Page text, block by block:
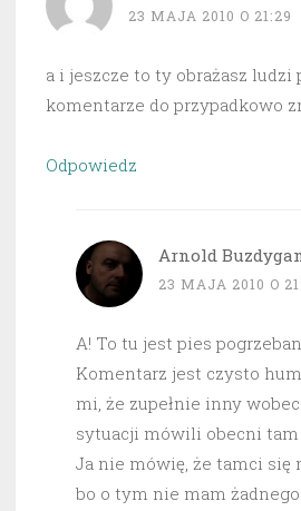
23 MAJA 2010 O 21:29
a i jeszcze to ty obrażasz ludzi
komentarze do przypadkowo
Odpowiedz
Arnold
23 MAJA 2010 O
A! To tu jest pies
Komentarz jest czysto
mi, że zupełnie inny
sytuacji mówili obecni tam
Ja nie mówię, że tamci się
bo o tym nie mam żadnego